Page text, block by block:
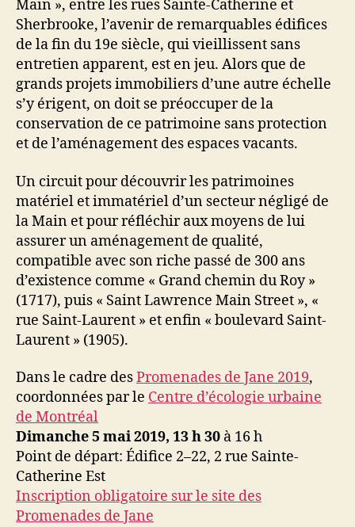
Main », entre les rues Sainte-Catherine et
Sherbrooke, l’avenir de remarquables édifices
de la fin du 19e siècle, qui vieillissent sans
entretien apparent, est en jeu. Alors que de
grands projets immobiliers d’une autre échelle
s’y érigent, on doit se préoccuper de la
conservation de ce patrimoine sans protection
et de l’aménagement des espaces vacants.
Un circuit pour découvrir les patrimoines
matériel et immatériel d’un secteur négligé de
la Main et pour réfléchir aux moyens de lui
assurer un aménagement de qualité,
compatible avec son riche passé de 300 ans
d’existence comme « Grand chemin du Roy »
(1717), puis « Saint Lawrence Main Street », «
rue Saint-Laurent » et enfin « boulevard Saint-
Laurent » (1905).
Dans le cadre desPromenades de Jane 2019,
coordonnées par le Centre d’écologie urbaine
de Montréal
Dimanche 5 mai 2019, 13 h 30 à 16 h
Point de départ: Édifice 2–22, 2 rue Sainte-
Catherine Est
Inscription obligatoire sur le site des
Promenades de Jane